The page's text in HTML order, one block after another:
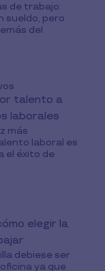
de trabajo:
sueldo, pero
del
talento a
laborales
más
laboral es
el éxito de
elegir la
debiese ser
ya que